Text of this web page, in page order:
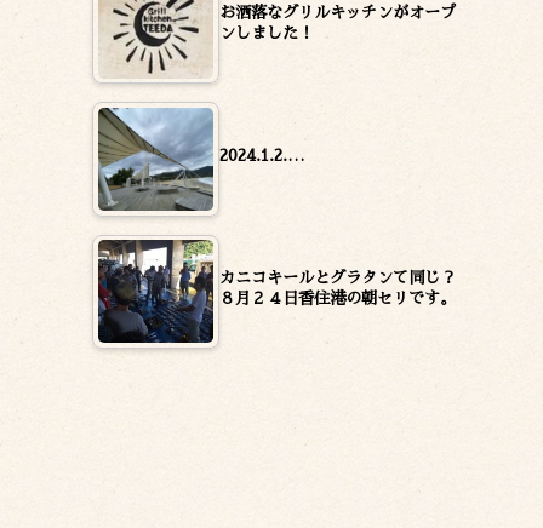
お洒落なグリルキッチンがオープ
ンしました！
2024.1.2.…
カニコキールとグラタンて同じ？
８月２４日香住港の朝セリです。